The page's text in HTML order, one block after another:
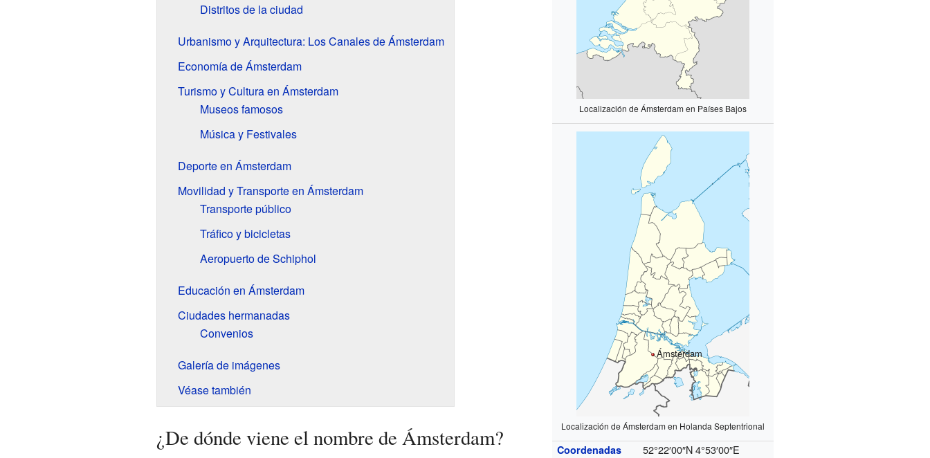
Localización de Ámsterdam en Países Bajos
Ámsterdam
Localización de Ámsterdam en Holanda Septentrional
Coordenadas 52°22′00″N 4°53′00″E
Distritos de la ciudad
Urbanismo y Arquitectura: Los Canales de Ámsterdam
Economía de Ámsterdam
Turismo y Cultura en Ámsterdam
Museos famosos
Música y Festivales
Deporte en Ámsterdam
Movilidad y Transporte en Ámsterdam
Transporte público
Tráfico y bicicletas
Aeropuerto de Schiphol
Educación en Ámsterdam
Ciudades hermanadas
Convenios
Galería de imágenes
Véase también
¿De dónde viene el nombre de Ámsterdam?